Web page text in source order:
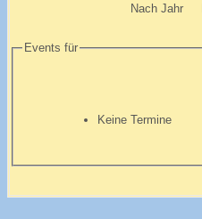
Nach Jahr
Events für
Keine Termine